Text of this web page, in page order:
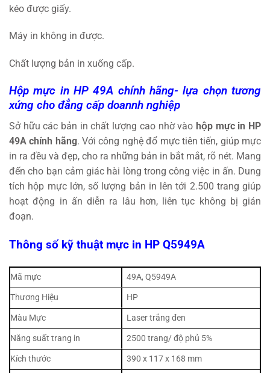
kéo được giấy.
Máy in không in được.
Chất lượng bản in xuống cấp.
Hộp mực in HP 49A chính hãng- lựa chọn tương
xứng cho đẳng cấp doannh nghiệp
Sở hữu các bản in chất lượng cao nhờ vào hộp mực in HP
49A chính hãng. Với công nghệ đổ mực tiên tiến, giúp mực
in ra đều và đẹp, cho ra những bản in bắt mắt, rõ nét. Mang
đến cho bạn cảm giác hài lòng trong công việc in ấn. Dung
tích hộp mực lớn, số lượng bản in lên tới 2.500 trang giúp
hoạt động in ấn diễn ra lâu hơn, liên tục không bị gián
đoạn.
Thông số kỹ thuật mực in HP Q5949A
Mã mực
49A, Q5949A
Thương Hiệu
HP
Màu Mực
Laser trắng đen
Năng suất trang in
2500 trang/ độ phủ 5%
Kích thước
390 x 117 x 168 mm